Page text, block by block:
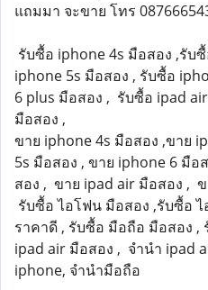
แถมมา จะขาย โทร
รับซื้อ iphone 4s มือสอง ,รับ
iphone 5s มือสอง , รับซื้อ
6 plus มือสอง , รับซื้อ ipad
มือสอง ,
ขาย iphone 4s มือสอง ,ขาย
5s มือสอง , ขาย iphone 6 มือ
สอง , ขาย ipad air มือสอง ,
รับซื้อ ไอโฟน มือสอง ,รับซื้อ
ราคาดี , รับซื้อ มือถือ มือสอง
ipad air มือสอง , จำนำ ipad
iphone, จำนำมือถือ